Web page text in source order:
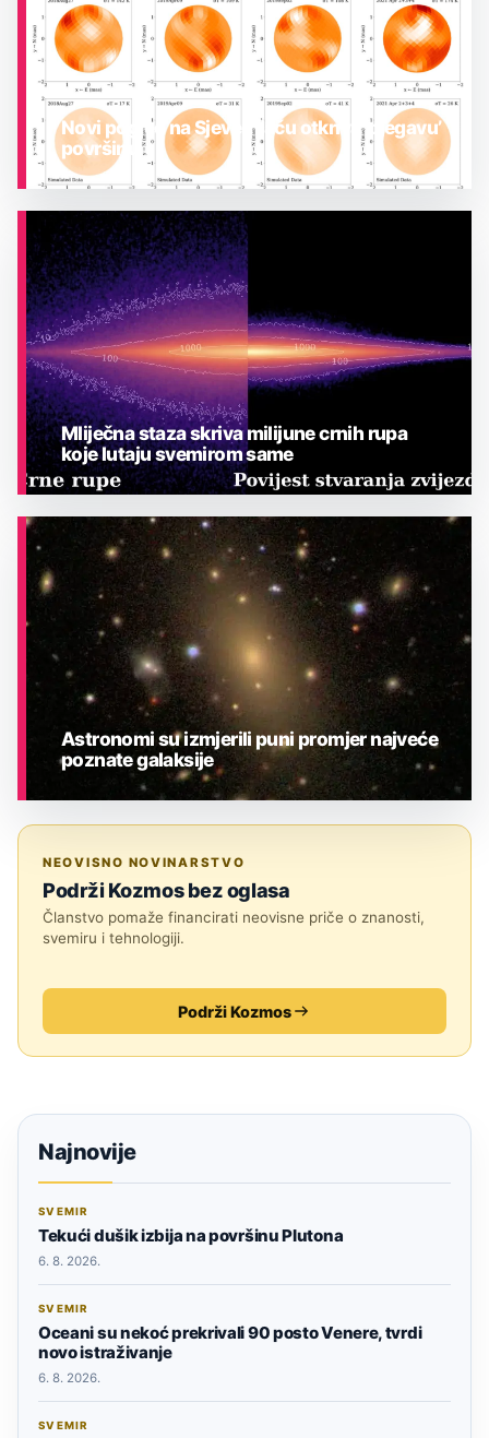
ASTRONOMIJA
Novi pogled na Sjevernjaču otkriva ‘pjegavu’
površinu
ASTRONOMIJA
Mliječna staza skriva milijune crnih rupa
koje lutaju svemirom same
Astronomi su izmjerili puni promjer najveće
poznate galaksije
NEOVISNO NOVINARSTVO
Podrži Kozmos bez oglasa
Članstvo pomaže financirati neovisne priče o znanosti,
svemiru i tehnologiji.
Podrži Kozmos
Najnovije
SVEMIR
Tekući dušik izbija na površinu Plutona
6. 8. 2026.
SVEMIR
Oceani su nekoć prekrivali 90 posto Venere, tvrdi
novo istraživanje
6. 8. 2026.
SVEMIR